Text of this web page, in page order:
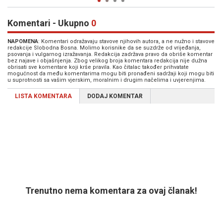
Komentari - Ukupno 0
NAPOMENA: Komentari odražavaju stavove njihovih autora, a ne nužno i stavove
redakcije Slobodna Bosna. Molimo korisnike da se suzdrže od vrijeđanja,
psovanja i vulgarnog izražavanja. Redakcija zadržava pravo da obriše komentar
bez najave i objašnjenja. Zbog velikog broja komentara redakcija nije dužna
obrisati sve komentare koji krše pravila. Kao čitalac također prihvatate
mogućnost da među komentarima mogu biti pronađeni sadržaji koji mogu biti
u suprotnosti sa vašim vjerskim, moralnim i drugim načelima i uvjerenjima.
LISTA KOMENTARA DODAJ KOMENTAR
Trenutno nema komentara za ovaj članak!